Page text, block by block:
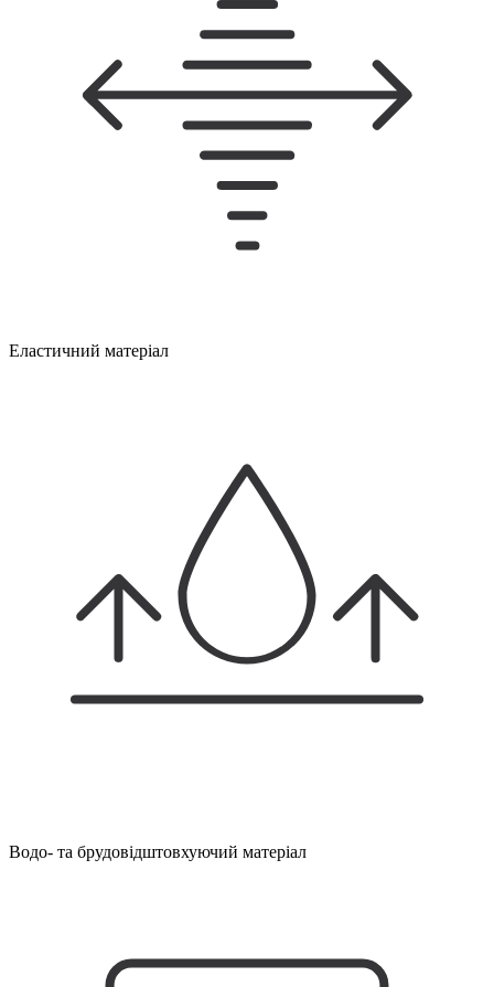
Еластичний матеріал
Водо- та брудовідштовхуючий матеріал